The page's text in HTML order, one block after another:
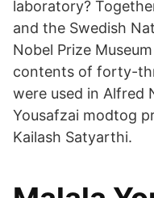
laboratory?
and the Swedish
Nobel Prize
contents of forty-
were used in Alfred
Yousafzai modtog
Kailash Satyarthi.